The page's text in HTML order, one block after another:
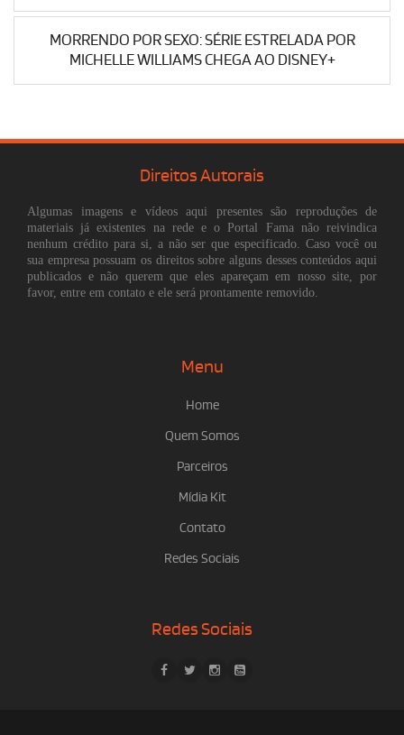
MORRENDO POR SEXO: SÉRIE ESTRELADA POR
MICHELLE WILLIAMS CHEGA AO DISNEY+
Direitos Autorais
Algumas imagens e vídeos aqui presentes são reproduções de
materiais já existentes na rede e o Portal Fama não reivindica
nenhum crédito para si, a não ser que especificado. Caso você ou
sua empresa possuam os direitos sobre alguns desses conteúdos aqui
publicados e não querem que eles apareçam em nosso site, por
favor, entre em contato e ele será prontamente removido.
Menu
Home
Quem Somos
Parceiros
Mídia Kit
Contato
Redes Sociais
Redes Sociais